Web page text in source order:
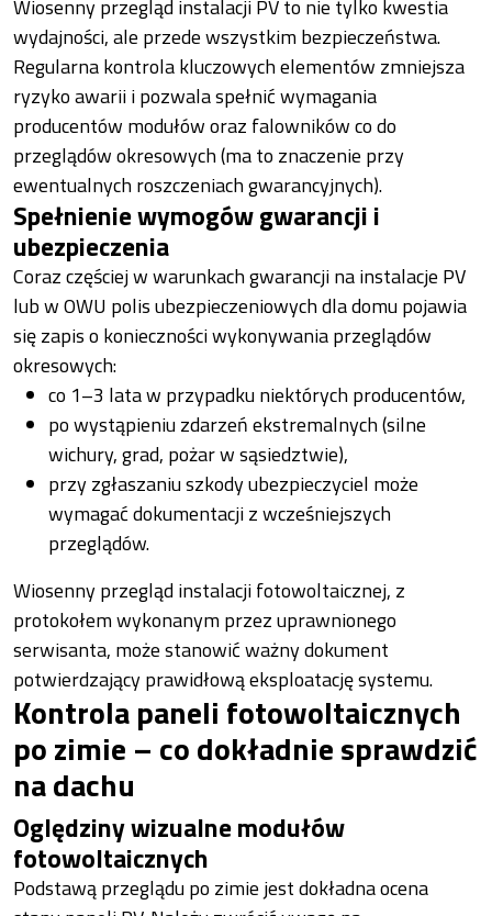
Wiosenny przegląd instalacji PV to nie tylko kwestia
wydajności, ale przede wszystkim bezpieczeństwa.
Regularna kontrola kluczowych elementów zmniejsza
ryzyko awarii i pozwala spełnić wymagania
producentów modułów oraz falowników co do
przeglądów okresowych (ma to znaczenie przy
ewentualnych roszczeniach gwarancyjnych).
Spełnienie wymogów gwarancji i
ubezpieczenia
Coraz częściej w warunkach gwarancji na instalacje PV
lub w OWU polis ubezpieczeniowych dla domu pojawia
się zapis o konieczności wykonywania przeglądów
okresowych:
co 1–3 lata w przypadku niektórych producentów,
po wystąpieniu zdarzeń ekstremalnych (silne
wichury, grad, pożar w sąsiedztwie),
przy zgłaszaniu szkody ubezpieczyciel może
wymagać dokumentacji z wcześniejszych
przeglądów.
Wiosenny przegląd instalacji fotowoltaicznej, z
protokołem wykonanym przez uprawnionego
serwisanta, może stanowić ważny dokument
potwierdzający prawidłową eksploatację systemu.
Kontrola paneli fotowoltaicznych
po zimie – co dokładnie sprawdzić
na dachu
Oględziny wizualne modułów
fotowoltaicznych
Podstawą przeglądu po zimie jest dokładna ocena